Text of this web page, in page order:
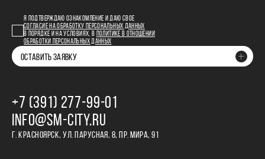
Я ПОДТВЕРЖДАЮ ОЗНАКОМЛЕНИЕ И ДАЮ СВОЕ
СОГЛАСИЕ НА ОБРАБОТКУ ПЕРСОНАЛЬНЫХ ДАННЫХ
В ПОРЯДКЕ И НА УСЛОВИЯХ, В
ПОЛИТИКЕ В ОТНОШЕНИИ
ОБРАБОТКИ ПЕРСОНАЛЬНЫХ ДАННЫХ
ОСТАВИТЬ ЗАЯВКУ
+7 (391) 277‒99‒01
INFO@SM-CITY.RU
Г. КРАСНОЯРСК, УЛ. ПАРУСНАЯ, 8, ПР. МИРА, 91